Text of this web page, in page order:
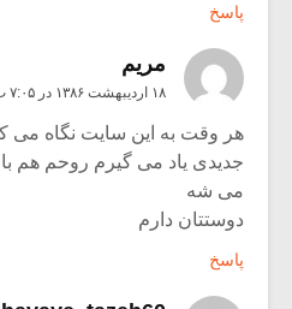
پاسخ
مریم
۱۸ اردیبهشت ۱۳۸۶ در ۷:۰۵ ب٫ظ
هر وقت به این سایت نگاه می
جدیدی یاد می گیرم روحم هم
می شه
دوستتان دارم
پاسخ